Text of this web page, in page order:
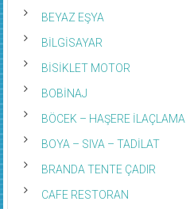
BEYAZ EŞYA
BİLGİSAYAR
BİSİKLET MOTOR
BOBİNAJ
BÖCEK – HAŞERE İLAÇLAMA
BOYA – SIVA – TADİLAT
BRANDA TENTE ÇADIR
CAFE RESTORAN